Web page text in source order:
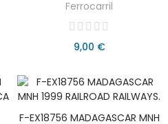
Ferrocarril
9,00 €
AÑADIR AL CARRITO
F-EX18756 MADAGASCAR MNH